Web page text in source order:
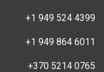
+1 949 524 4399
+1 949 864 6011
+370 5214 0765